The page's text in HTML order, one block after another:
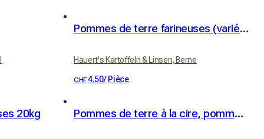
Pommes de terre farineuses (variété Victoria)
Hauert's Kartoffeln & Linsen, Berne
CHF4.50/ Pièce
20kg Pommes de terre à la cire, pommes de terre à raclette 1kg